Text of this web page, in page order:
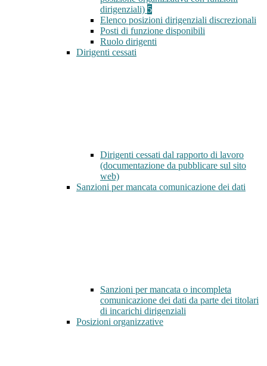
dirigenziali) 5
Elenco posizioni dirigenziali discrezionali
Posti di funzione disponibili
Ruolo dirigenti
Dirigenti cessati
Dirigenti cessati dal rapporto di lavoro
(documentazione da pubblicare sul sito
web)
Sanzioni per mancata comunicazione dei dati
Sanzioni per mancata o incompleta
comunicazione dei dati da parte dei titolari
di incarichi dirigenziali
Posizioni organizzative